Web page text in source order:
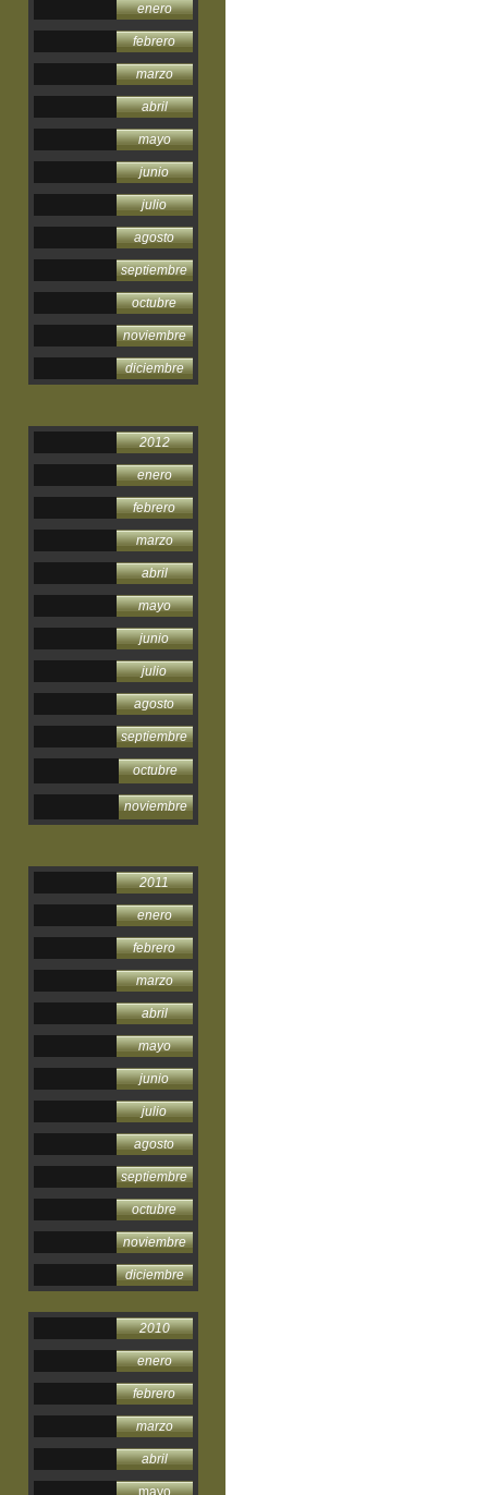
enero
febrero
marzo
abril
mayo
junio
julio
agosto
septiembre
octubre
noviembre
diciembre
2012
enero
febrero
marzo
abril
mayo
junio
julio
agosto
septiembre
octubre
noviembre
2011
enero
febrero
marzo
abril
mayo
junio
julio
agosto
septiembre
octubre
noviembre
diciembre
2010
enero
febrero
marzo
abril
mayo